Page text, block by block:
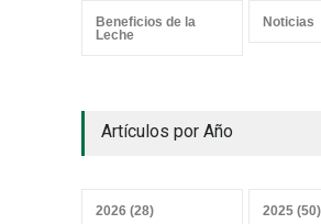
cuándo?
Beneficios de la
Leche
Noticias
Artículos por Año
2026 (28) 2025 (50)